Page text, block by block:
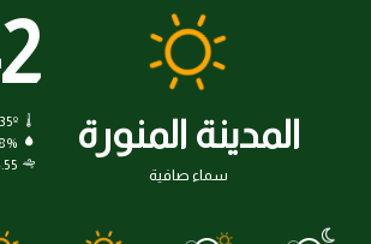
المدينة المنورة
سماء صافية
42º - 35º
8%
4.55